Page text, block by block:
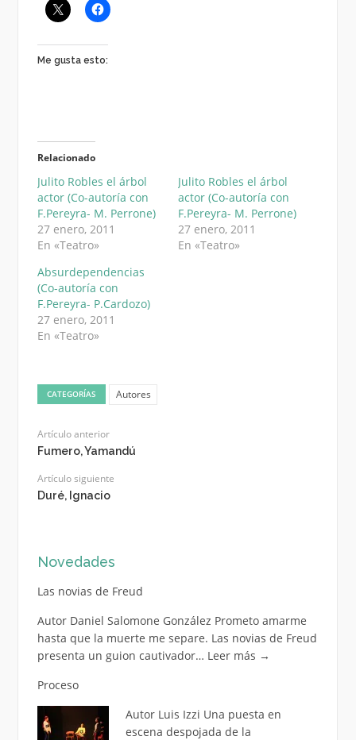
Me gusta esto:
Relacionado
Julito Robles el árbol
actor (Co-autoría con
F.Pereyra- M. Perrone)
27 enero, 2011
En «Teatro»
Julito Robles el árbol
actor (Co-autoría con
F.Pereyra- M. Perrone)
27 enero, 2011
En «Teatro»
Absurdependencias
(Co-autoría con
F.Pereyra- P.Cardozo)
27 enero, 2011
En «Teatro»
CATEGORÍAS Autores
Artículo anterior
Fumero, Yamandú
Artículo siguiente
Duré, Ignacio
Novedades
Las novias de Freud
Autor Daniel Salomone González Prometo amarme
hasta que la muerte me separe. Las novias de Freud
presenta un guion cautivador… Leer más →
Proceso
Autor Luis Izzi Una puesta en
escena despojada de la